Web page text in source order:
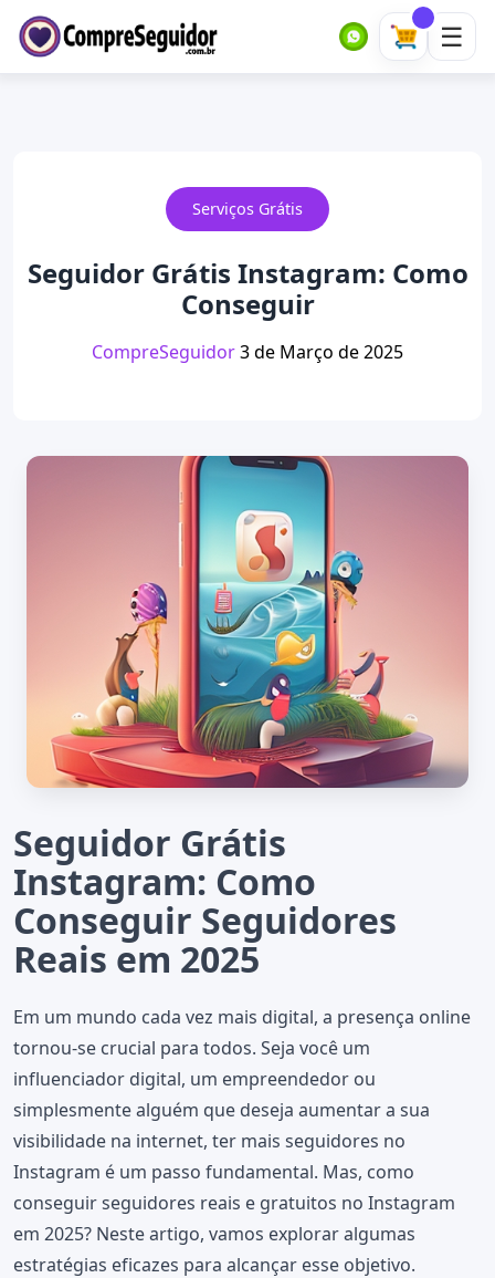
Serviços Grátis
Seguidor Grátis Instagram: Como
Conseguir
CompreSeguidor3 de Março de 2025
Seguidor Grátis
Instagram: Como
Conseguir Seguidores
Reais em 2025
Em um mundo cada vez mais digital, a presença online
tornou-se crucial para todos. Seja você um
influenciador digital, um empreendedor ou
simplesmente alguém que deseja aumentar a sua
visibilidade na internet, ter mais seguidores no
Instagram é um passo fundamental. Mas, como
conseguir seguidores reais e gratuitos no Instagram
em 2025? Neste artigo, vamos explorar algumas
estratégias eficazes para alcançar esse objetivo.